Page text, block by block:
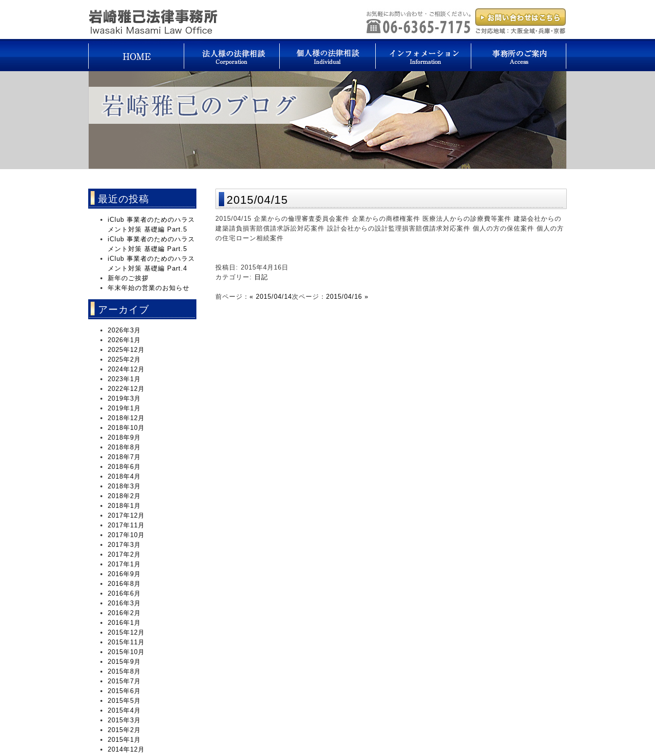
2015/04/15
2015/04/15 企業からの倫理審査委員会案件 企業からの商標権案件 医療法人からの診療費等案件 建築会社からの
建築請負損害賠償請求訴訟対応案件 設計会社からの設計監理損害賠償請求対応案件 個人の方の保佐案件 個人の方
の住宅ローン相続案件
投稿日: 2015年4月16日
カテゴリー:
日記
前ページ： « 2015/04/14次ページ： 2015/04/16 »
最近の投稿
iClub 事業者のためのハラス
メント対策 基礎編 Part.5
iClub 事業者のためのハラス
メント対策 基礎編 Part.5
iClub 事業者のためのハラス
メント対策 基礎編 Part.4
新年のご挨拶
年末年始の営業のお知らせ
アーカイブ
2026年3月
2026年1月
2025年12月
2025年2月
2024年12月
2023年1月
2022年12月
2019年3月
2019年1月
2018年12月
2018年10月
2018年9月
2018年8月
2018年7月
2018年6月
2018年4月
2018年3月
2018年2月
2018年1月
2017年12月
2017年11月
2017年10月
2017年3月
2017年2月
2017年1月
2016年9月
2016年8月
2016年6月
2016年3月
2016年2月
2016年1月
2015年12月
2015年11月
2015年10月
2015年9月
2015年8月
2015年7月
2015年6月
2015年5月
2015年4月
2015年3月
2015年2月
2015年1月
2014年12月